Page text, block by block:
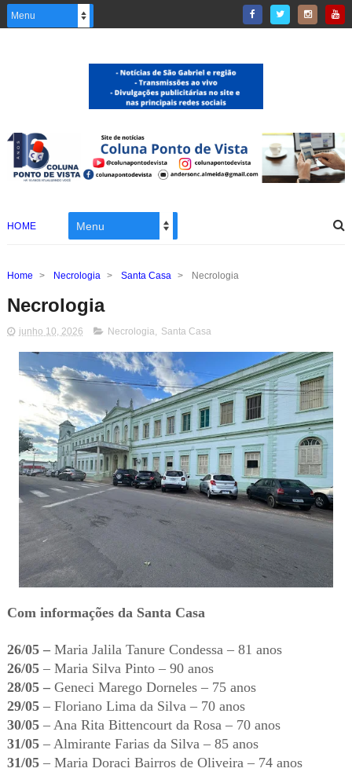
HOME
Home > Necrologia > Santa Casa > Necrologia
Necrologia
junho 10, 2026 Necrologia, Santa Casa
Com informações da Santa Casa
26/05 –Maria Jalila Tanure Condessa – 81 anos
26/05 – Maria Silva Pinto – 90 anos
28/05 –Geneci Marego Dorneles – 75 anos
29/05– Floriano Lima da Silva – 70 anos
30/05 – Ana Rita Bittencourt da Rosa – 70 anos
31/05– Almirante Farias da Silva – 85 anos
31/05– Maria Doraci Bairros de Oliveira – 74 anos